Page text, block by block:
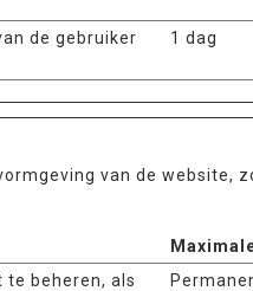
de gebruiker
1 dag
van de website,
te beheren, als